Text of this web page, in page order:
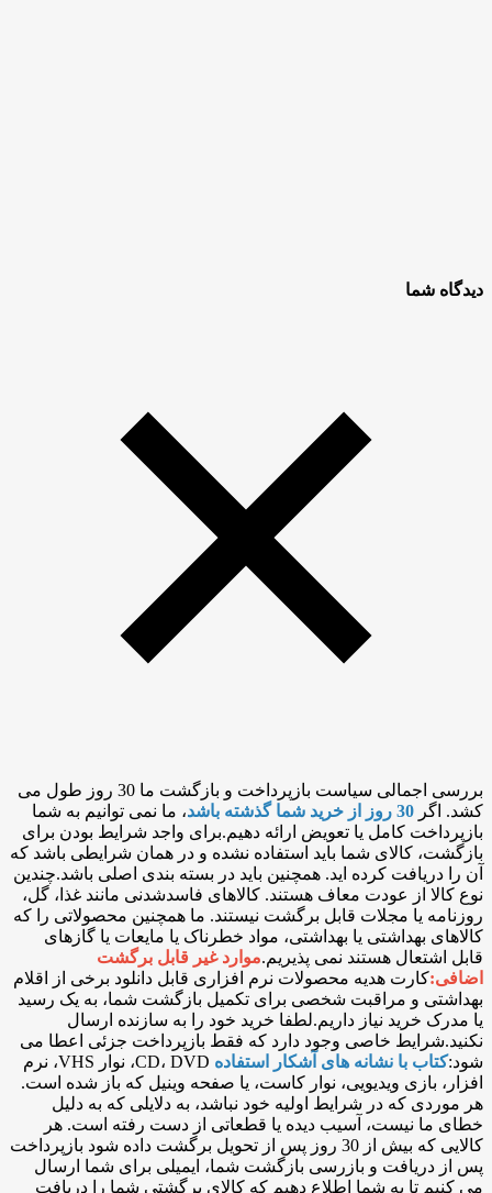
دیدگاه شما
بررسی اجمالی سیاست بازپرداخت و بازگشت ما 30 روز طول می
کشد. اگر
، ما نمی توانیم به شما
بازپرداخت کامل یا تعویض ارائه دهیم.برای واجد شرایط بودن برای
بازگشت، کالای شما باید استفاده نشده و در همان شرایطی باشد که
آن را دریافت کرده اید. همچنین باید در بسته بندی اصلی باشد.چندین
نوع کالا از عودت معاف هستند. کالاهای فاسدشدنی مانند غذا، گل،
روزنامه یا مجلات قابل برگشت نیستند. ما همچنین محصولاتی را که
کالاهای بهداشتی یا بهداشتی، مواد خطرناک یا مایعات یا گازهای
قابل اشتعال هستند نمی پذیریم.موارد غیر قابل برگشت
اضافی:کارت هدیه محصولات نرم افزاری قابل دانلود برخی از اقلام
بهداشتی و مراقبت شخصی برای تکمیل بازگشت شما، به یک رسید
یا مدرک خرید نیاز داریم.لطفا خرید خود را به سازنده ارسال
نکنید.شرایط خاصی وجود دارد که فقط بازپرداخت جزئی اعطا می
شود:کتاب با نشانه های آشکار استفاده
CD، DVD، نوار VHS، نرم
افزار، بازی ویدیویی، نوار کاست، یا صفحه وینیل که باز شده است.
هر موردی که در شرایط اولیه خود نباشد، به دلایلی که به دلیل
خطای ما نیست، آسیب دیده یا قطعاتی از دست رفته است. هر
کالایی که بیش از 30 روز پس از تحویل برگشت داده شود بازپرداخت
پس از دریافت و بازرسی بازگشت شما، ایمیلی برای شما ارسال
می کنیم تا به شما اطلاع دهیم که کالای برگشتی شما را دریافت